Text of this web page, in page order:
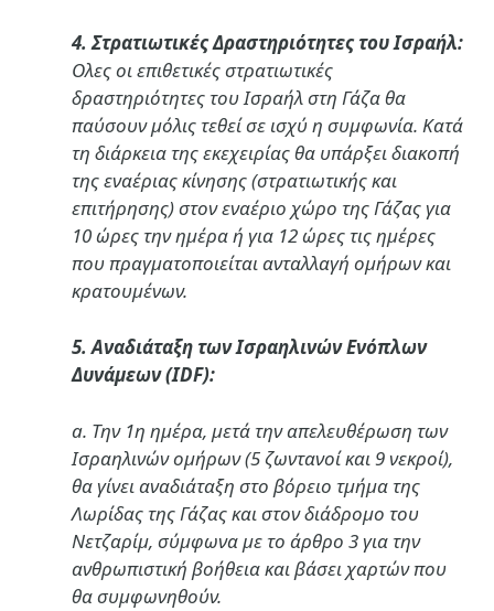
4. Στρατιωτικές Δραστηριότητες του Ισραήλ:
Ολες οι επιθετικές στρατιωτικές
δραστηριότητες του Ισραήλ στη Γάζα θα
παύσουν μόλις τεθεί σε ισχύ η συμφωνία. Κατά
τη διάρκεια της εκεχειρίας θα υπάρξει διακοπή
της εναέριας κίνησης (στρατιωτικής και
επιτήρησης) στον εναέριο χώρο της Γάζας για
10 ώρες την ημέρα ή για 12 ώρες τις ημέρες
που πραγματοποιείται ανταλλαγή ομήρων και
κρατουμένων.
5. Αναδιάταξη των Ισραηλινών Ενόπλων
Δυνάμεων (IDF):
a. Την 1η ημέρα, μετά την απελευθέρωση των
Ισραηλινών ομήρων (5 ζωντανοί και 9 νεκροί),
θα γίνει αναδιάταξη στο βόρειο τμήμα της
Λωρίδας της Γάζας και στον διάδρομο του
Νετζαρίμ, σύμφωνα με το άρθρο 3 για την
ανθρωπιστική βοήθεια και βάσει χαρτών που
θα συμφωνηθούν.